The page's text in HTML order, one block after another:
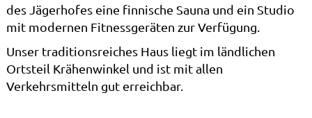
des Jägerhofes eine finnische Sauna und ein Studio
mit modernen Fitnessgeräten zur Verfügung.
Unser traditionsreiches Haus liegt im ländlichen
Ortsteil Krähenwinkel und ist mit allen
Verkehrsmitteln gut erreichbar.